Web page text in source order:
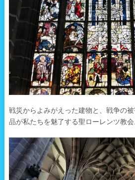
戦災からよみがえった建物と、戦争の
品が私たちを魅了する聖ローレンツ教会